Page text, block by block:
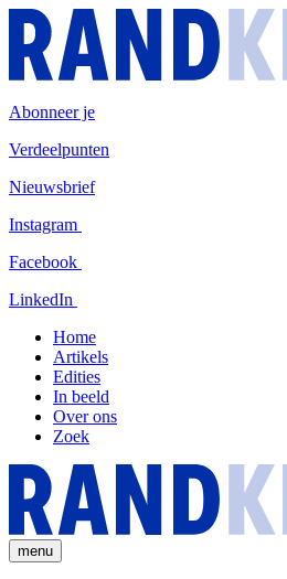
Overslaan
naar
de
gaan
Abonneer je
Verdeelpunten
Nieuwsbrief
Instagram
Facebook
LinkedIn
Home
Artikels
Edities
In beeld
Over ons
Zoek
menu